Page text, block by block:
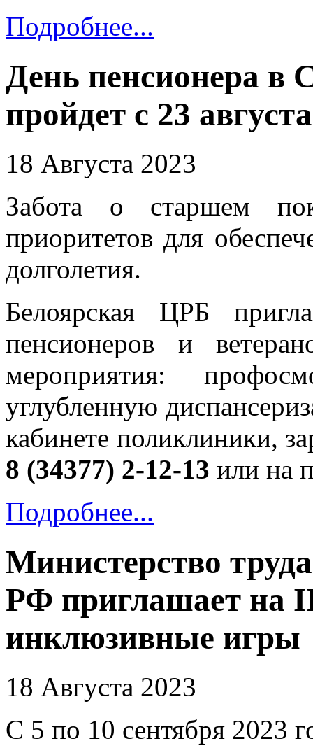
Подробнее...
День пенсионера в
пройдет с 23
18 Августа 2023
Забота о старшем
приоритетов для
долголетия.
Белоярская ЦРБ
пенсионеров и
мероприятия:
углубленную
кабинете поликлиники,
8 (34377) 2-12-13 или на
Подробнее...
Министерство
РФ приглашает на
инклюзивные игры
18 Августа 2023
С 5 по 10 сентября 2023